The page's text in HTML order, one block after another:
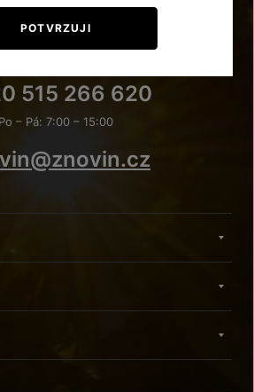
515 266 620
Po – Pá: 7:00 – 15:00
POTVRZUJI